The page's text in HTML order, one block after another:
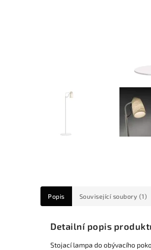
Popis Související soubory (1)
Detailní popis
Stojací lampa do obývacího